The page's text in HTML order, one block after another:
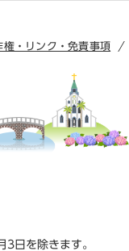
権・リンク・免責事項
日を除きます。